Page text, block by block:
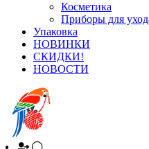
Косметика
Приборы для
Упаковка
НОВИНКИ
СКИДКИ!
НОВОСТИ